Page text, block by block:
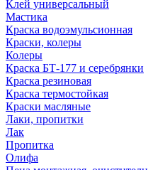
Клей универсальный
Мастика
Краска водоэмульсионная
Краски, колеры
Колеры
Краска БТ-177 и серебрянки
Краска резиновая
Краска термостойкая
Краски масляные
Лаки, пропитки
Лак
Пропитка
Олифа